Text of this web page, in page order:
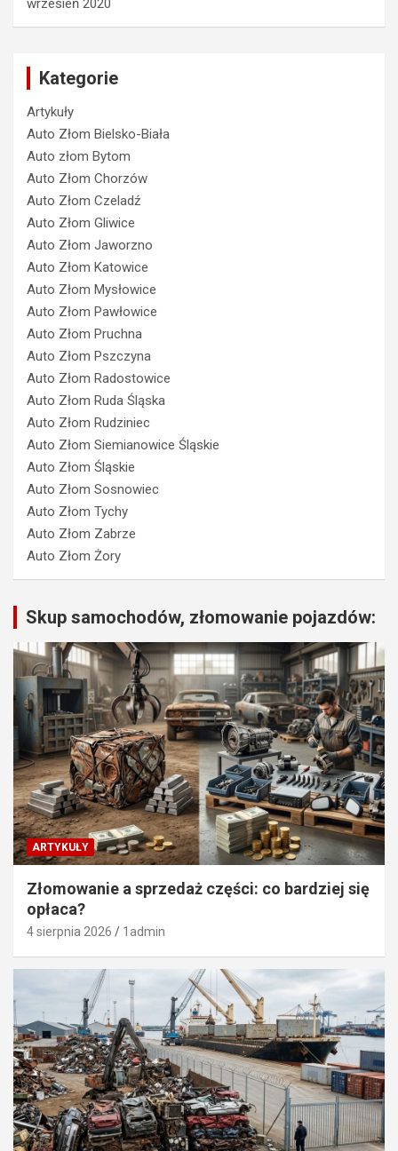
wrzesień 2020
Kategorie
Artykuły
Auto Złom Bielsko-Biała
Auto złom Bytom
Auto Złom Chorzów
Auto Złom Czeladź
Auto Złom Gliwice
Auto Złom Jaworzno
Auto Złom Katowice
Auto Złom Mysłowice
Auto Złom Pawłowice
Auto Złom Pruchna
Auto Złom Pszczyna
Auto Złom Radostowice
Auto Złom Ruda Śląska
Auto Złom Rudziniec
Auto Złom Siemianowice Śląskie
Auto Złom Śląskie
Auto Złom Sosnowiec
Auto Złom Tychy
Auto Złom Zabrze
Auto Złom Żory
Skup samochodów, złomowanie pojazdów:
ARTYKUŁY
Złomowanie a sprzedaż części: co bardziej się
opłaca?
4 sierpnia 2026 1admin